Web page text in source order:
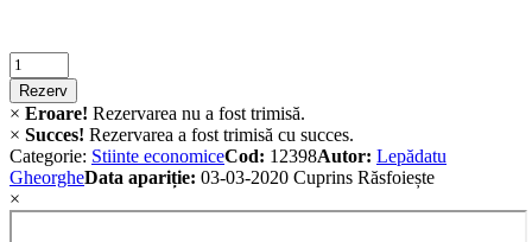
Criminalistica
quantity
Rezerv
× Eroare! Rezervarea nu a fost trimisă.
× Succes! Rezervarea a fost trimisă cu succes.
Categorie: Stiinte economiceCod: 12398Autor: Lepădatu
GheorgheData apariție: 03-03-2020 Cuprins Răsfoiește
×